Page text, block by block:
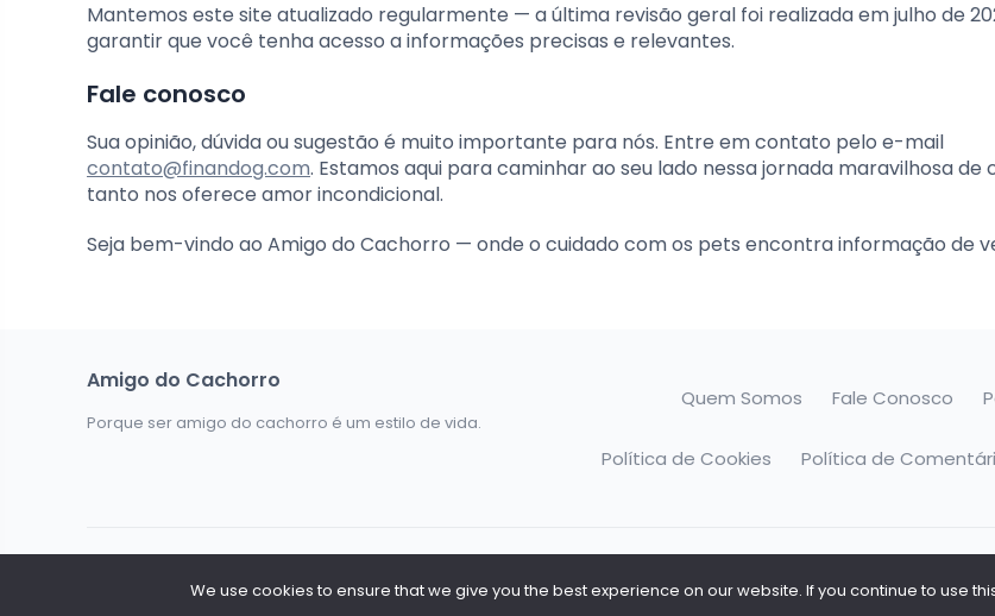
Mantemos este site atualizado regularmente — a última revisão geral foi realizada em julho de
garantir que você tenha acesso a informações precisas e relevantes.
Fale conosco
Sua opinião, dúvida ou sugestão é muito importante para nós. Entre em contato pelo e-mail
contato@finandog.com. Estamos aqui para caminhar ao seu lado nessa jornada maravilhosa de
tanto nos oferece amor incondicional.
Seja bem-vindo ao Amigo do Cachorro — onde o cuidado com os pets encontra informação de
Amigo do Cachorro
Porque ser amigo do cachorro é um estilo de vida.
Quem Somos Fale Conosco
Política de Cookies Política de
We use cookies to ensure that we give you the best experience on our website. If you continue to use